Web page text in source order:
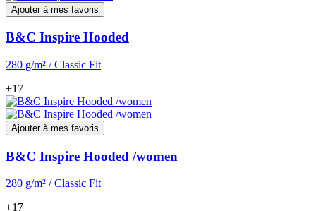
Ajouter à mes favoris
B&C Inspire Hooded
280 g/m² / Classic Fit
+17
Ajouter à mes favoris
B&C Inspire Hooded /women
280 g/m² / Classic Fit
+17